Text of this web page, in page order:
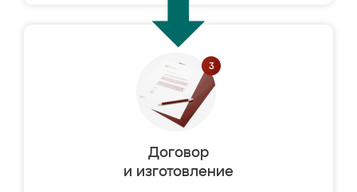
Договор
и изготовление